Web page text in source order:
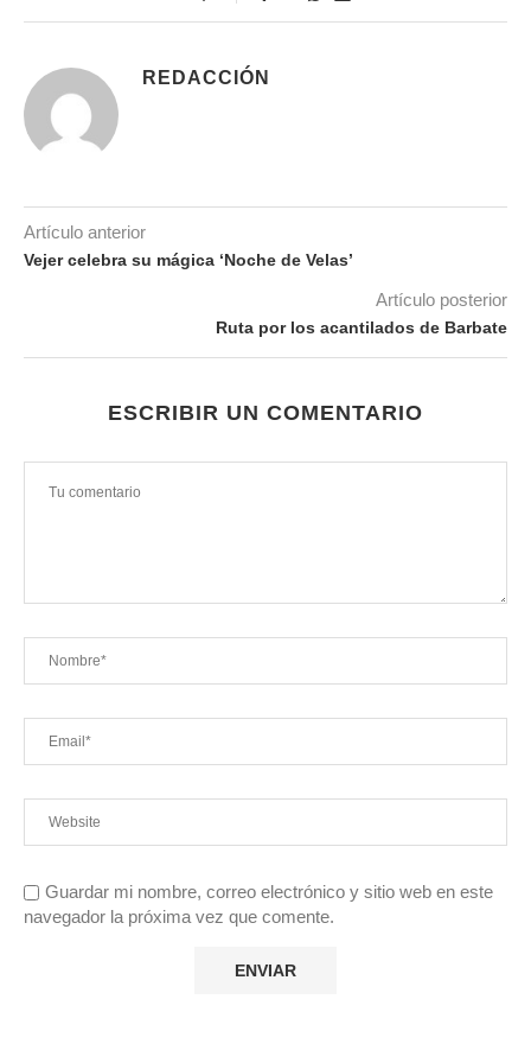
REDACCIÓN
Artículo anterior
Vejer celebra su mágica ‘Noche de Velas’
Artículo posterior
Ruta por los acantilados de Barbate
ESCRIBIR UN COMENTARIO
Guardar mi nombre, correo electrónico y sitio web en este
navegador la próxima vez que comente.